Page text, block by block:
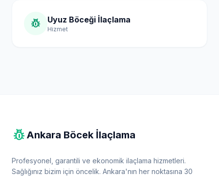
pest_control Uyuz Böceği İlaçlama
Hizmet
pest_control Ankara Böcek İlaçlama
Profesyonel, garantili ve ekonomik ilaçlama hizmetleri.
Sağlığınız bizim için öncelik. Ankara'nın her noktasına 30